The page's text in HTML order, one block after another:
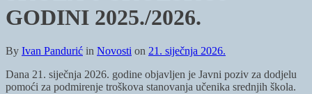
GODINI 2025./2026.
By Ivan Pandurić in Novosti on 21. siječnja 2026.
Dana 21. siječnja 2026. godine objavljen je Javni poziv za dodjelu
pomoći za podmirenje troškova stanovanja učenika srednjih škola.